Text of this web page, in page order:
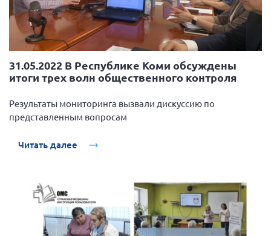
31.05.2022 В Республике Коми обсуждены
итоги трех волн общественного контроля
Результаты мониторинга вызвали дискуссию по
представленным вопросам
Читать далее